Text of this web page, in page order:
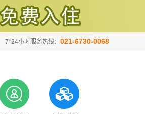
7*24小时服务热线： 021-6730-0068